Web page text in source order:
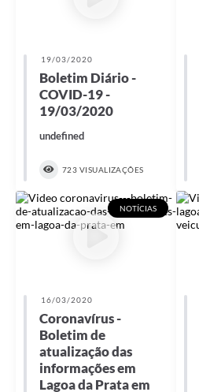
19/03/2020
Boletim Diário -
COVID-19 -
19/03/2020
undefined
723 VISUALIZAÇÕES
NOTÍCIAS
16/03/2020
Coronavírus -
Boletim de
atualização das
informações em
Lagoa da Prata em